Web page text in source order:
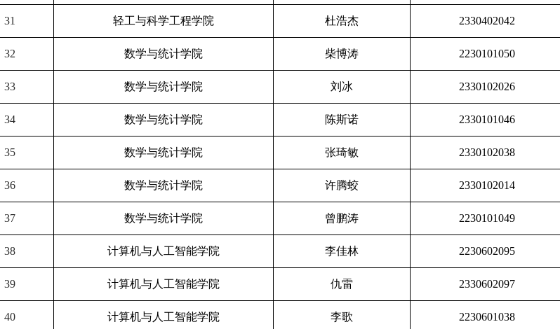
31 轻工与科学工程学院 杜浩杰 2330402042
32 数学与统计学院 柴博涛 2230101050
33 数学与统计学院 刘冰 2330102026
34 数学与统计学院 陈斯诺 2330101046
35 数学与统计学院 张琦敏 2330102038
36 数学与统计学院 许腾蛟 2330102014
37 数学与统计学院 曾鹏涛 2230101049
38 计算机与人工智能学院 李佳林 2230602095
39 计算机与人工智能学院 仇雷 2330602097
40 计算机与人工智能学院 李歌 2230601038